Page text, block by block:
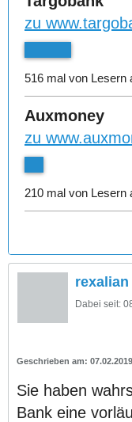
zu
516 mal von Lesern
Auxmoney
zu
210 mal von Lesern
rexalian
Dabei seit:
Sie haben
Bank eine